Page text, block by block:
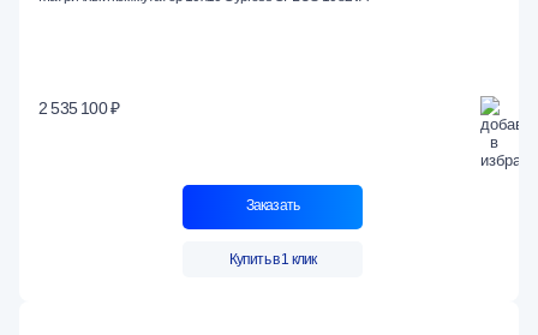
2 535 100 ₽
Заказать
Купить в 1 клик